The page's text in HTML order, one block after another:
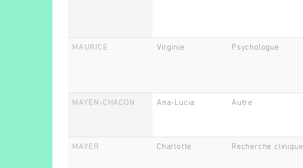
MAURICE Virginie Psychologue
MAYEN-CHACON Ana-Lucia Autre
MAYER Charlotte Recherche clinique